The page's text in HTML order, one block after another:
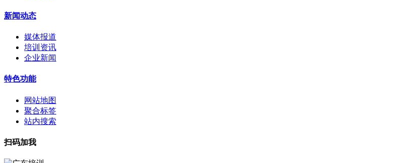
新闻动态
媒体报道
培训资讯
企业新闻
特色功能
网站地图
聚合标签
站内搜索
扫码加我